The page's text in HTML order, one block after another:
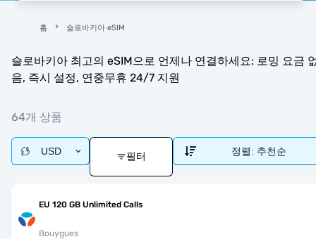
홈 슬로바키아 eSIM
슬로바키아 최고의 eSIM으로 언제나 연결하세요: 로밍 요금
음, 즉시 설정, 연중무휴 24/7 지원
64개 상품
USD 필터 정렬: 추천순
EU 120 GB Unlimited Calls
Bouygues